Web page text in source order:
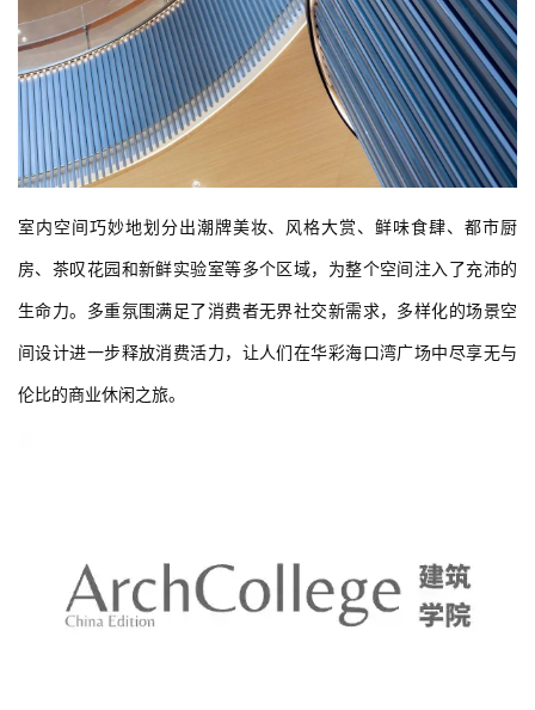
室内空间巧妙地划分出潮牌美妆、风格大赏、鲜味食肆、都市厨
房、茶叹花园和新鲜实验室等多个区域，为整个空间注入了充沛的
生命力。多重氛围满足了消费者无界社交新需求，多样化的场景空
间设计进一步释放消费活力，让人们在华彩海口湾广场中尽享无与
伦比的商业休闲之旅。